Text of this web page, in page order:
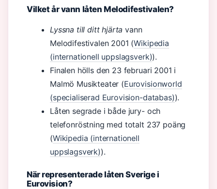
Vilket år vann låten Melodifestivalen?
Lyssna till ditt hjärta vann
Melodifestivalen 2001 (Wikipedia
(internationell uppslagsverk)).
Finalen hölls den 23 februari 2001 i
Malmö Musikteater (Eurovisionworld
(specialiserad Eurovision-databas)).
Låten segrade i både jury- och
telefonröstning med totalt 237 poäng
(Wikipedia (internationell
uppslagsverk)).
När representerade låten Sverige i
Eurovision?